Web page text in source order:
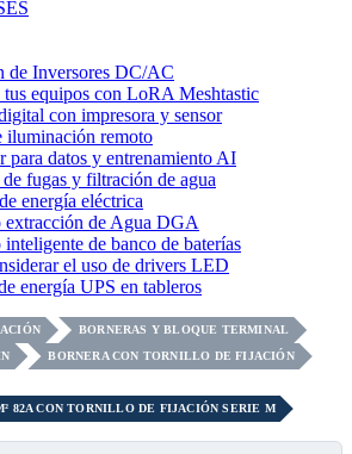
de Inversores DC/AC
equipos con LoRA Meshtastic
con impresora y sensor
iluminación remoto
para datos y entrenamiento AI
fugas y filtración de agua
energía eléctrica
de Agua DGA
de banco de baterías
el uso de drivers LED
energía UPS en tableros
BORNERAS Y BLOQUE TERMINAL
BORNERA CON TORNILLO DE FIJACIÓN
82A CON TORNILLO DE FIJACIÓN SERIE M